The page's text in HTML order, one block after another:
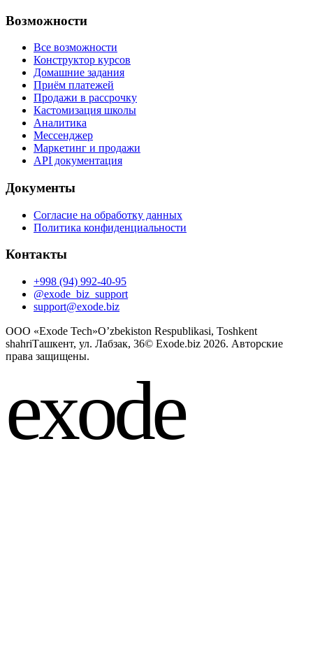
Возможности
Все возможности
Конструктор курсов
Домашние задания
Приём платежей
Продажи в рассрочку
Кастомизация школы
Аналитика
Мессенджер
Маркетинг и продажи
API документация
Документы
Согласие на обработку данных
Политика конфиденциальности
Контакты
+998 (94) 992-40-95
@exode_biz_support
support@exode.biz
OOO «Exode Tech»O’zbekiston Respublikasi, Toshkent
shahriТашкент, ул. Лабзак, 36© Exode.biz 2026. Авторские
права защищены.
exode